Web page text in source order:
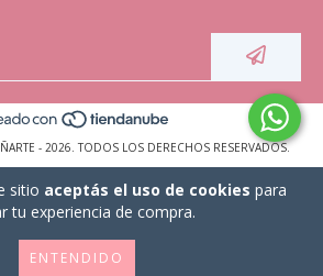
sitio aceptás el uso de cookies para
tu experiencia de compra.
ENTENDIDO
- 2026. TODOS LOS DERECHOS RESERVADOS.